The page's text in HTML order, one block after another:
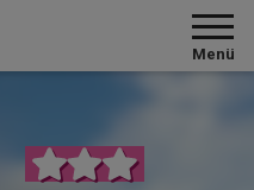
Menü